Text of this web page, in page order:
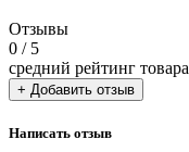
Отзывы
0 / 5
средний рейтинг товара
+ Добавить отзыв
Написать отзыв